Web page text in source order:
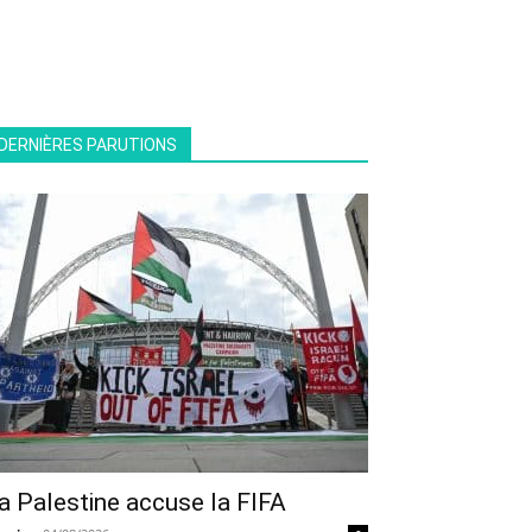
PARUTIONS
Palestine accuse la FIFA